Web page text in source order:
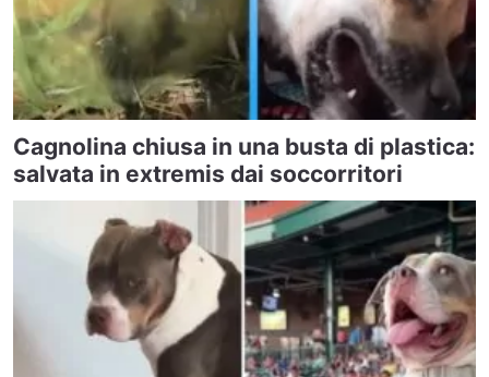
Cagnolina chiusa in una busta di plastica:
salvata in extremis dai soccorritori